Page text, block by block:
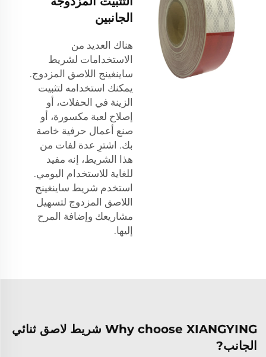
الجانبين
هناك العديد من
الاستخدامات لشريط
ساينغينج اللاصق المزدوج.
يمكنك استخدامه لتثبيت
الزينة في الحفلات، أو
إصلاح لعبة مكسورة، أو
صنع أعمال حرفية خاصة
بك. اشترِ عدة لفات من
هذا الشريط، إنه مفيد
للغاية للاستخدام اليومي.
استخدم شريط ساينغينج
اللاصق المزدوج لتسهيل
مشاريعك وإضافة المرح
إليها.
Why choose XIANGYING شريط لاصق ثنائي
الجانب?